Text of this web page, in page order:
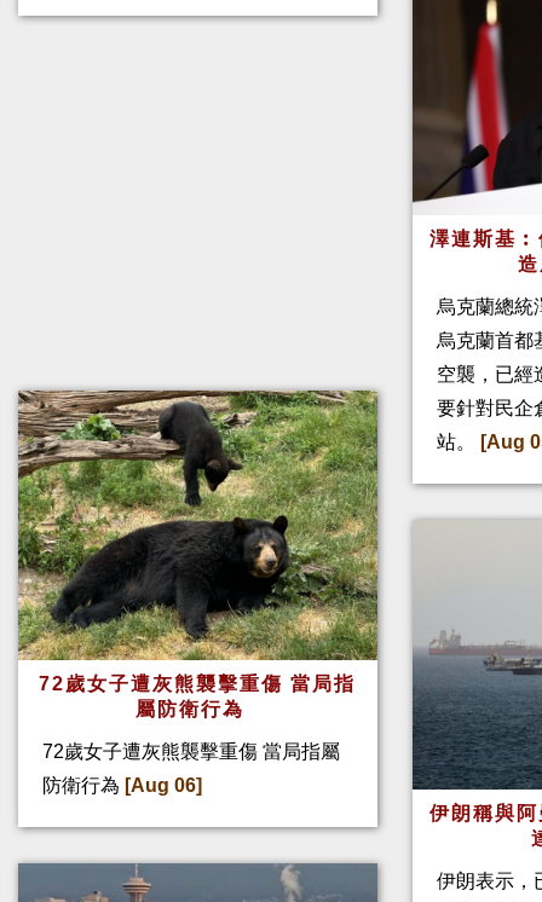
72歲女子遭灰熊襲擊重傷 當局指
屬防衛行為
72歲女子遭灰熊襲擊重傷 當局指屬
防衛行為 [Aug 06]
澤連斯基
烏克蘭總統
烏克蘭首都
空襲，已經
要針對民企
站。
[Aug
伊朗稱與
伊朗表示，